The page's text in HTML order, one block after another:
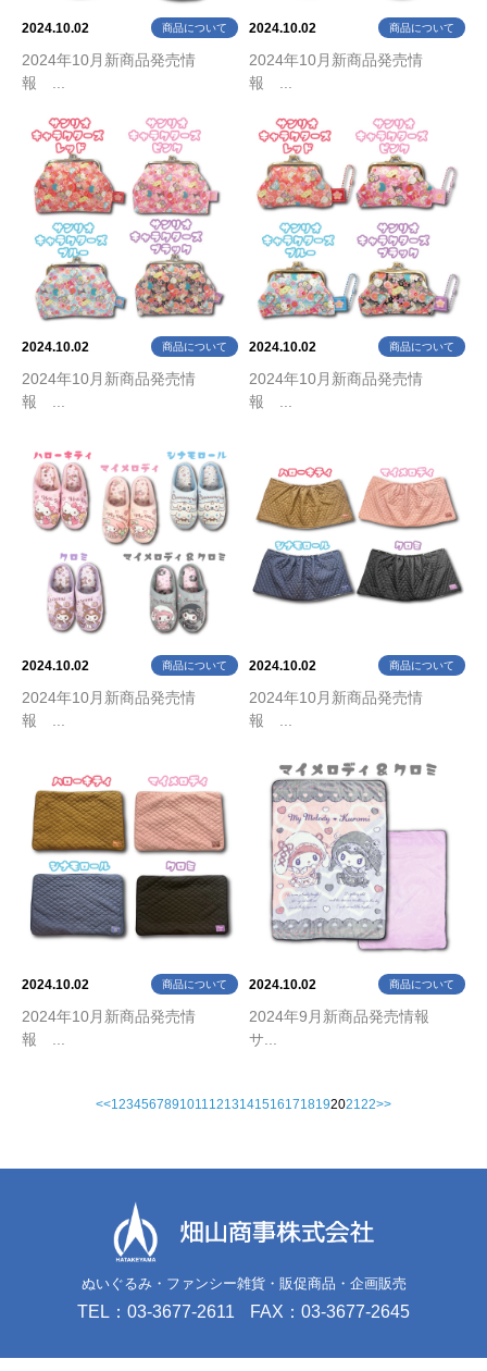
2024.10.02 商品について
2024年10月新商品発売情
報 ...
2024.10.02 商品について
2024年10月新商品発売情
報 ...
2024.10.02 商品について
2024年10月新商品発売情
報 ...
2024.10.02 商品について
2024年10月新商品発売情
報 ...
2024.10.02 商品について
2024年10月新商品発売情
報 ...
2024.10.02 商品について
2024年10月新商品発売情
報 ...
2024.10.02 商品について
2024年10月新商品発売情
報 ...
2024.10.02 商品について
2024年9月新商品発売情報
サ...
<<12345678910111213141516171819202122>>
ぬいぐるみ・ファンシー雑貨・販促商品・企画販売
TEL：03-3677-2611 FAX：03-3677-2645